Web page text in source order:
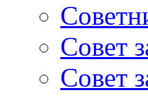
Совет
Совет